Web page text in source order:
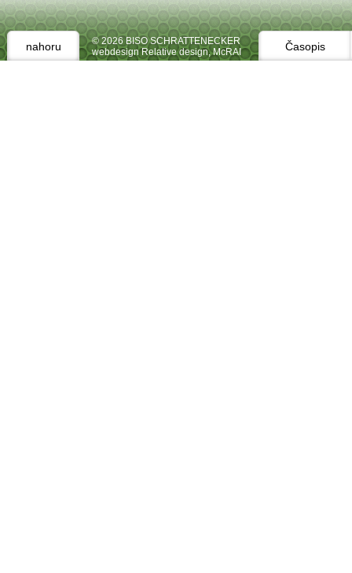
nahoru
© 2026 BISO SCHRATTENECKER
webdesign Relative design,McRAI Časopis